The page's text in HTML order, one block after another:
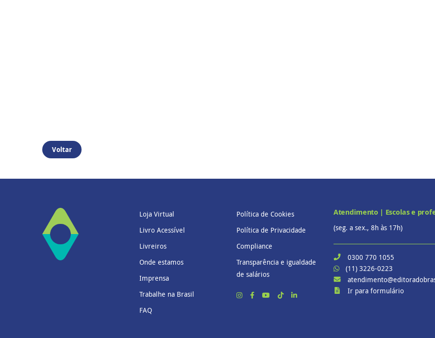
Voltar
Loja Virtual
Livro Acessível
Livreiros
Onde estamos
Imprensa
Trabalhe na Brasil
FAQ
Política de Cookies
Política de Privacidade
Compliance
Transparência e igualdade
de salários
Atendimento | Escolas e
(seg. a sex., 8h às 17h)
0300 770 1055
(11) 3226-0223
Ir para formulário